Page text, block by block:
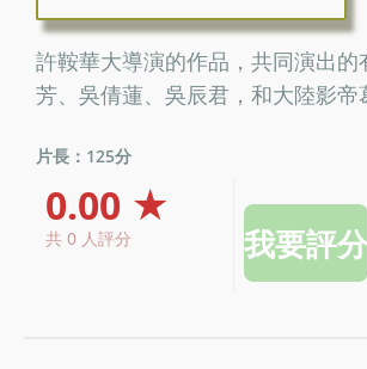
許鞍華大導演的作品，共同演出的
芳、吳倩蓮、吳辰君，和大陸影帝
片長：125分
0.00 ★
共 0 人評分